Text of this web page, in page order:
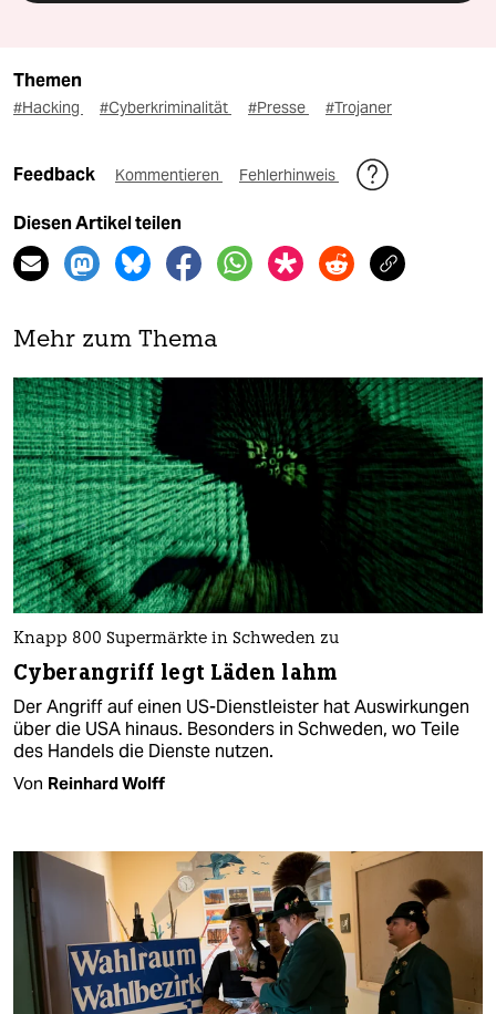
Themen
#Hacking #Cyberkriminalität #Presse #Trojaner
Feedback Kommentieren Fehlerhinweis
Diesen Artikel teilen
Mehr zum Thema
Knapp 800 Supermärkte in Schweden zu
Cyberangriff legt Läden lahm
Der Angriff auf einen US-Dienstleister hat Auswirkungen
über die USA hinaus. Besonders in Schweden, wo Teile
des Handels die Dienste nutzen.
Von Reinhard Wolff